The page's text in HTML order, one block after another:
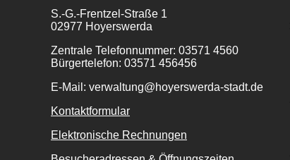
S.-G.-Frentzel-Straße 1
02977 Hoyerswerda
Zentrale Telefonnummer: 03571 4560
Bürgertelefon: 03571 456456
E-Mail: verwaltung@hoyerswerda-stadt.de
Kontaktformular
Elektronische Rechnungen